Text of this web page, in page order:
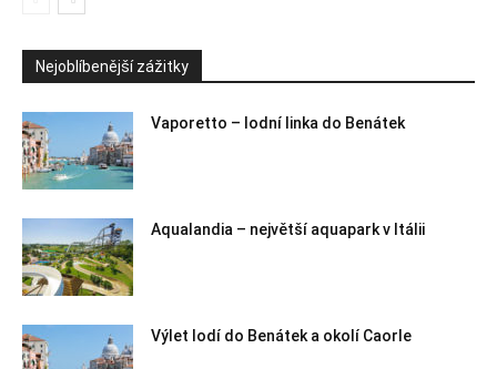
Nejoblíbenější zážitky
Vaporetto – lodní linka do Benátek
Aqualandia – největší aquapark v Itálii
Výlet lodí do Benátek a okolí Caorle